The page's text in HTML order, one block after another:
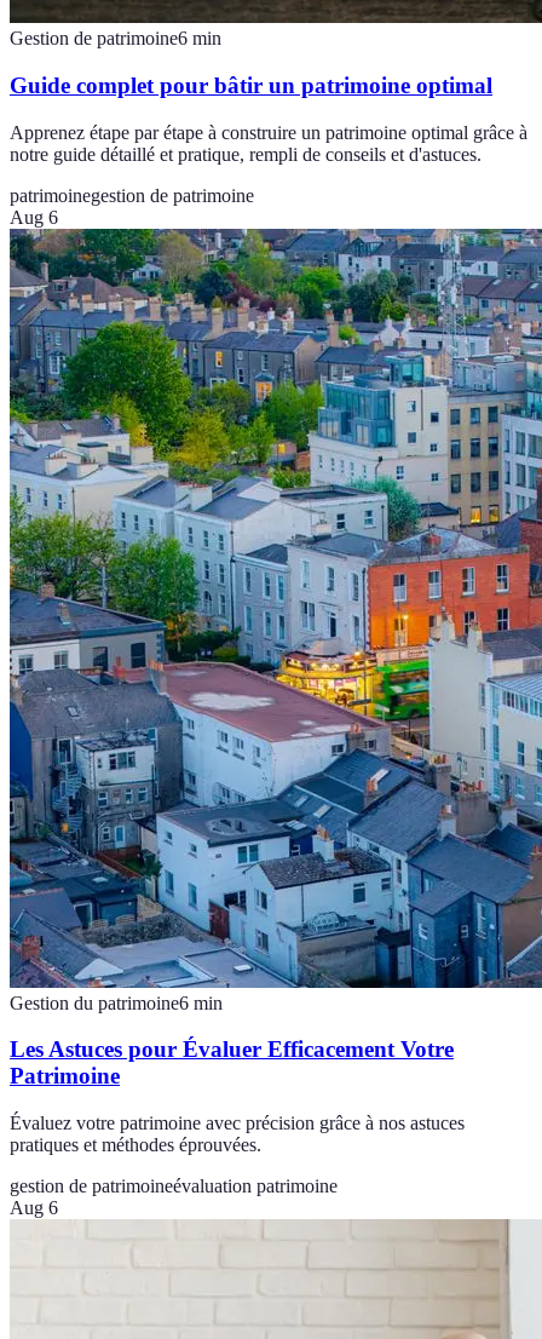
Gestion de patrimoine6 min
Guide complet pour bâtir un patrimoine optimal
Apprenez étape par étape à construire un patrimoine optimal grâce à
notre guide détaillé et pratique, rempli de conseils et d'astuces.
patrimoinegestion de patrimoine
Aug 6
Gestion du patrimoine6 min
Les Astuces pour Évaluer Efficacement Votre
Patrimoine
Évaluez votre patrimoine avec précision grâce à nos astuces
pratiques et méthodes éprouvées.
gestion de patrimoineévaluation patrimoine
Aug 6